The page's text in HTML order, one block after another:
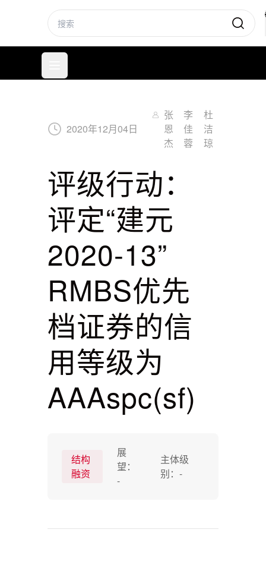
标普信评
2020年12月04日
张
恩
杰
李
佳
蓉
杜
洁
琼
评级行动：
评定“建元
2020-13”
RMBS优先
档证券的信
用等级为
AAAspc(sf)
结构
融资
展
望：
-
主体级
别：-